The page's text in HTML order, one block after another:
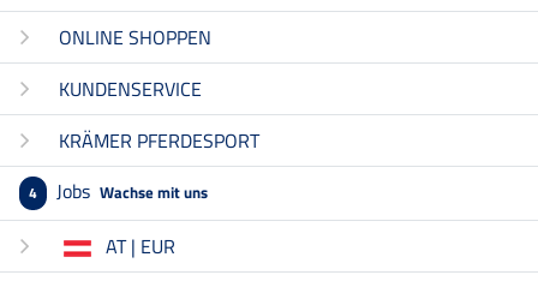
ONLINE SHOPPEN
KUNDENSERVICE
KRÄMER PFERDESPORT
4 Jobs Wachse mit uns
AT | EUR